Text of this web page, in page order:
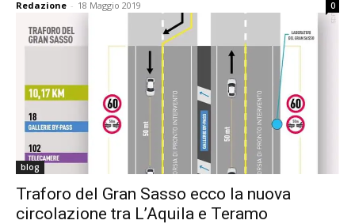
Redazione - 18 Maggio 2019 0
blog
Traforo del Gran Sasso ecco la nuova
circolazione tra L’Aquila e Teramo